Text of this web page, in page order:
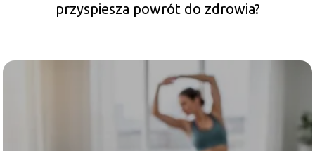
przyspiesza powrót do zdrowia?